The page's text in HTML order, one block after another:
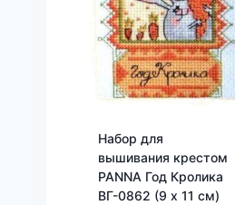
Набор для
вышивания крестом
PANNA Год Кролика
ВГ-0862 (9 x 11 см)